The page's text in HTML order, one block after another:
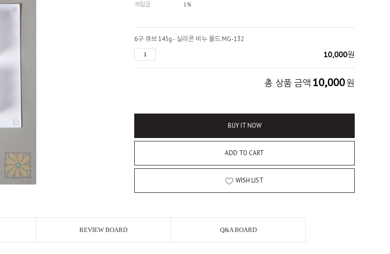
적립금 1%
6구 큐브 145g - 실리콘 비누 몰드 MG-132
10,000원
총 상품 금액 10,000원
BUY IT NOW
ADD TO CART
WISH LIST
REVIEW BOARD Q&A BOARD